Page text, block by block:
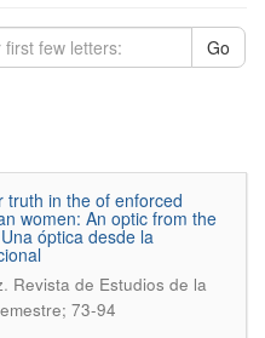
Go
truth in the of enforced
women: An optic from the
óptica desde la
. Revista de Estudios de la
73-94